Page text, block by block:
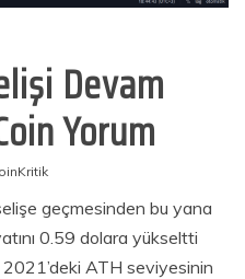
Devam
Yorum
geçmesinden bu yana
0.59 dolara yükseltti
ATH seviyesinin